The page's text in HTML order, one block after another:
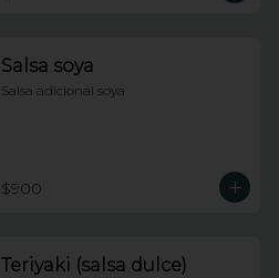
Salsa soya
Salsa adicional soya
$900
Teriyaki (salsa dulce)